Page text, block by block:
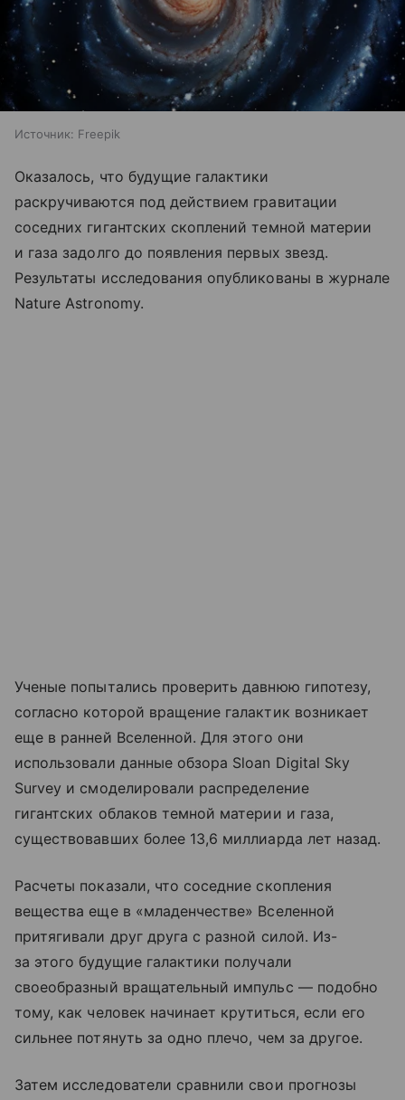
Источник: Freepik
Оказалось, что будущие галактики
раскручиваются под действием гравитации
соседних гигантских скоплений темной материи
и газа задолго до появления первых звезд.
Результаты исследования опубликованы в журнале
Nature Astronomy.
Ученые попытались проверить давнюю гипотезу,
согласно которой вращение галактик возникает
еще в ранней Вселенной. Для этого они
использовали данные обзора Sloan Digital Sky
Survey и смоделировали распределение
гигантских облаков темной материи и газа,
существовавших более 13,6 миллиарда лет назад.
Расчеты показали, что соседние скопления
вещества еще в «младенчестве» Вселенной
притягивали друг друга с разной силой. Из-
за этого будущие галактики получали
своеобразный вращательный импульс — подобно
тому, как человек начинает крутиться, если его
сильнее потянуть за одно плечо, чем за другое.
Затем исследователи сравнили свои прогнозы